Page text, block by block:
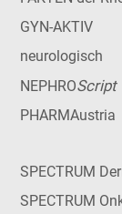
GYN-AKTIV
neurologisch
NEPHROScript
PHARMAustria
SPECTRUM
SPECTRUM